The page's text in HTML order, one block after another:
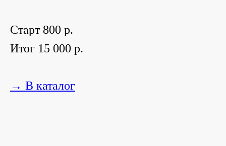
Старт 800 р.
Итог 15 000 р.
→ В каталог